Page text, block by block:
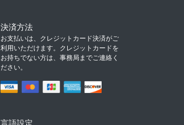
決済方法
お支払いは、クレジットカード決済がご
利用いただけます。クレジットカードを
お持ちでない方は、事務局までご連絡く
ださい。
言語設定